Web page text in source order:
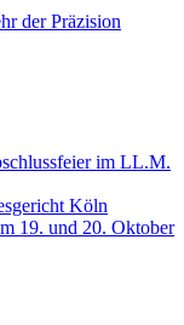
der Präzision
im LL.M.
Köln
19. und 20. Oktober